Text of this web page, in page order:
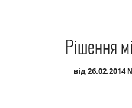
Публічна
Рішення
від